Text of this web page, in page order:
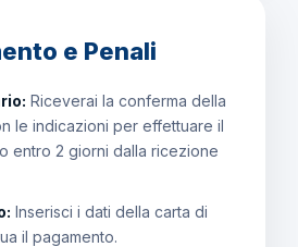
e Penali
Riceverai la conferma della
le indicazioni per effettuare il
entro 2 giorni dalla ricezione
Inserisci i dati della carta di
il pagamento.